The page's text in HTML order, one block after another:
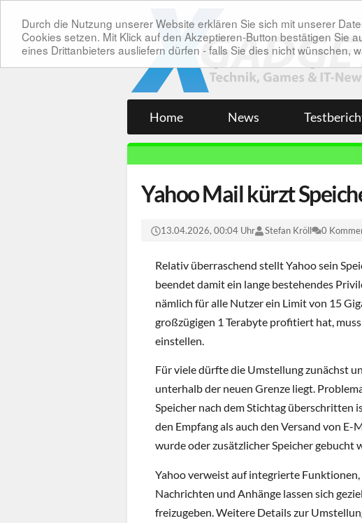
Durch die Nutzung unserer Website erklären Sie sich mit unserer
Cookies setzen. Mit Klick auf den Akzeptieren-Button bestätigen Sie
eines Drittanbieters ausliefern dürfen - falls Sie dies nicht wünschen,
Home News
Yahoo Mail kürzt
13.04.2026, 00:04 Uhr Stefan Kröll 0
Relativ überraschend stellt Yahoo sein
beendet damit ein lange bestehendes
nämlich für alle Nutzer ein Limit von 15
großzügigen 1 Terabyte profitiert hat,
einstellen.
Für viele dürfte die Umstellung zunächst
unterhalb der neuen Grenze liegt.
Speicher nach dem Stichtag überschritten
den Empfang als auch den Versand von
wurde oder zusätzlicher Speicher gebucht
Yahoo verweist auf integrierte
Nachrichten und Anhänge lassen sich
freizugeben. Weitere Details zur